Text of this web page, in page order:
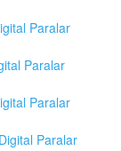
Paralar
Paralar
Paralar
Paralar